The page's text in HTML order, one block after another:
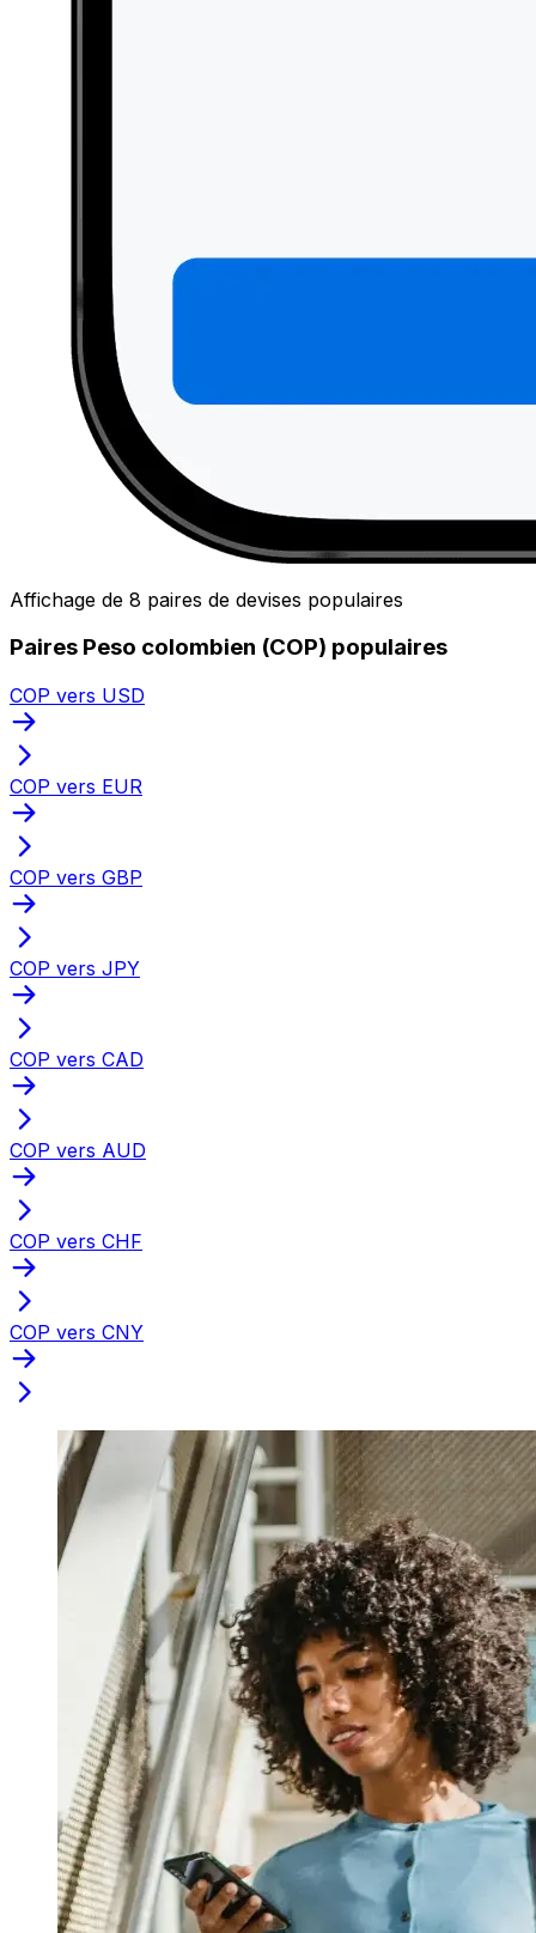
Affichage de 8 paires de devises populaires
Paires Peso colombien (COP) populaires
COP vers USD
COP vers EUR
COP vers GBP
COP vers JPY
COP vers CAD
COP vers AUD
COP vers CHF
COP vers CNY